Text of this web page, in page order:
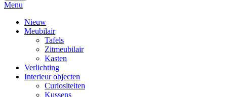
Menu
Nieuw
Meubilair
Tafels
Zitmeubilair
Kasten
Verlichting
Interieur objecten
Curiositeiten
Kussens